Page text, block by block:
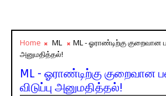
Home ML
ML - ஓராண்டிற்கு குறைவான
அனுமதித்தல்!
ML - ஓராண்டிற்கு குறைவான
விடுப்பு அனுமதித்தல்!